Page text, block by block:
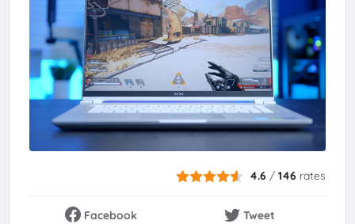
4.6 /146 rates
Facebook
Tweet